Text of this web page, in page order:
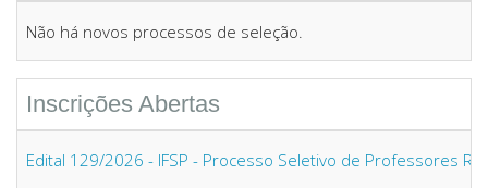
Não há novos processos de seleção.
Inscrições Abertas
Edital 129/2026 - IFSP - Processo Seletivo de Professores